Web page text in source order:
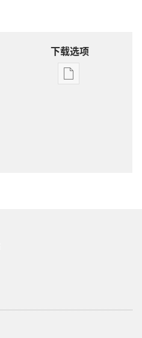
下载选项
电